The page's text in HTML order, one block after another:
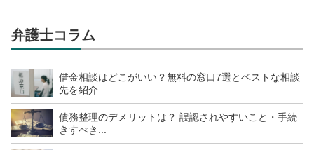
弁護士コラム
借金相談はどこがいい？無料の窓口7選とベストな相談
先を紹介
債務整理のデメリットは？ 誤認されやすいこと・手続
きすべき...